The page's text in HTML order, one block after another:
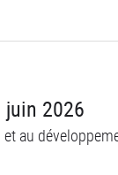
2026
au